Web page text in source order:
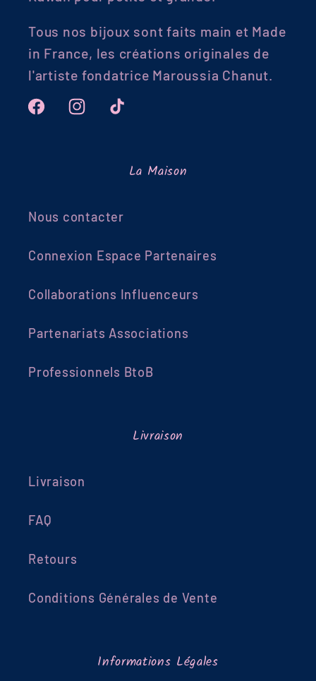
Tous nos bijoux sont faits main et Made
in France, les créations originales de
l'artiste fondatrice Maroussia Chanut.
FacebookInstagramTikTok
La Maison
Nous contacter
Connexion Espace Partenaires
Collaborations Influenceurs
Partenariats Associations
Professionnels BtoB
Livraison
Livraison
FAQ
Retours
Conditions Générales de Vente
Informations Légales